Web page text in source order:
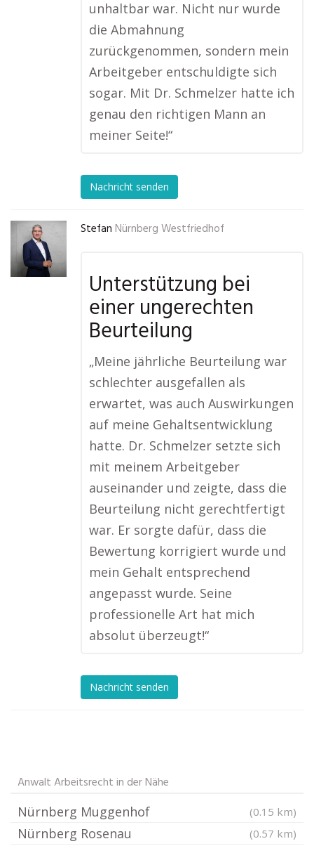
unhaltbar war. Nicht nur wurde
die Abmahnung
zurückgenommen, sondern mein
Arbeitgeber entschuldigte sich
sogar. Mit Dr. Schmelzer hatte ich
genau den richtigen Mann an
meiner Seite!“
Nachricht senden
Stefan Nürnberg Westfriedhof
Unterstützung bei
einer ungerechten
Beurteilung
„Meine jährliche Beurteilung war
schlechter ausgefallen als
erwartet, was auch Auswirkungen
auf meine Gehaltsentwicklung
hatte. Dr. Schmelzer setzte sich
mit meinem Arbeitgeber
auseinander und zeigte, dass die
Beurteilung nicht gerechtfertigt
war. Er sorgte dafür, dass die
Bewertung korrigiert wurde und
mein Gehalt entsprechend
angepasst wurde. Seine
professionelle Art hat mich
absolut überzeugt!“
Nachricht senden
Anwalt Arbeitsrecht in der Nähe
Nürnberg Muggenhof (0.15 km)
Nürnberg Rosenau (0.57 km)